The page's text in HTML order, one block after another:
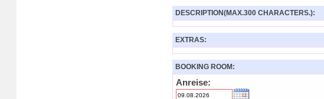
DESCRIPTION(MAX.300 CHARACTERS.):
EXTRAS:
BOOKING ROOM:
Anreise: